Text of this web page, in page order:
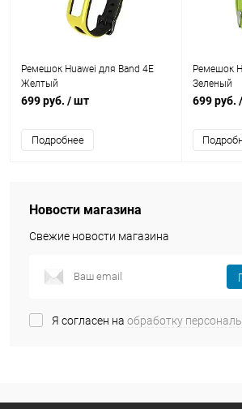
Ремешок Huawei для Band 4E
Желтый
699 руб. / шт
Подробнее
Ремешок
Зеленый
699 руб.
Новости магазина
Свежие новости магазина
Я согласен на обработку